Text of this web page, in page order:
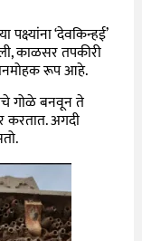
‘देवकिन्हई’
काळसर तपकीरी
रूप आहे.
गोळे बनवून ते
अगदी